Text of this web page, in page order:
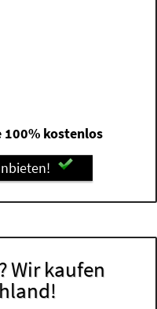
100% kostenlos
Wir kaufen